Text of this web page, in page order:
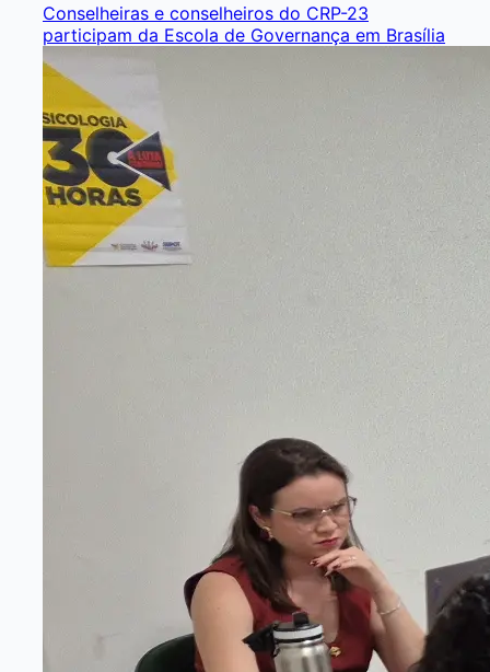
Conselheiras e conselheiros do CRP-23
participam da Escola de Governança em Brasília